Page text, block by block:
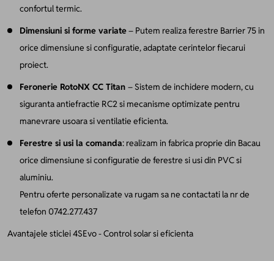
confortul termic.
Dimensiuni si forme variate– Putem realiza ferestre Barrier 75 in
orice dimensiune si configuratie, adaptate cerintelor fiecarui
proiect.
Feronerie RotoNX CC Titan – Sistem de inchidere modern, cu
siguranta antiefractie RC2 si mecanisme optimizate pentru
manevrare usoara si ventilatie eficienta.
Ferestre si usi la comanda: realizam in fabrica proprie din Bacau
orice dimensiune si configuratie de ferestre si usi din PVC si
aluminiu.
Pentru oferte personalizate va rugam sa ne contactati la nr de
telefon 0742.277.437
Avantajele sticlei 4SEvo - Control solar si eficienta